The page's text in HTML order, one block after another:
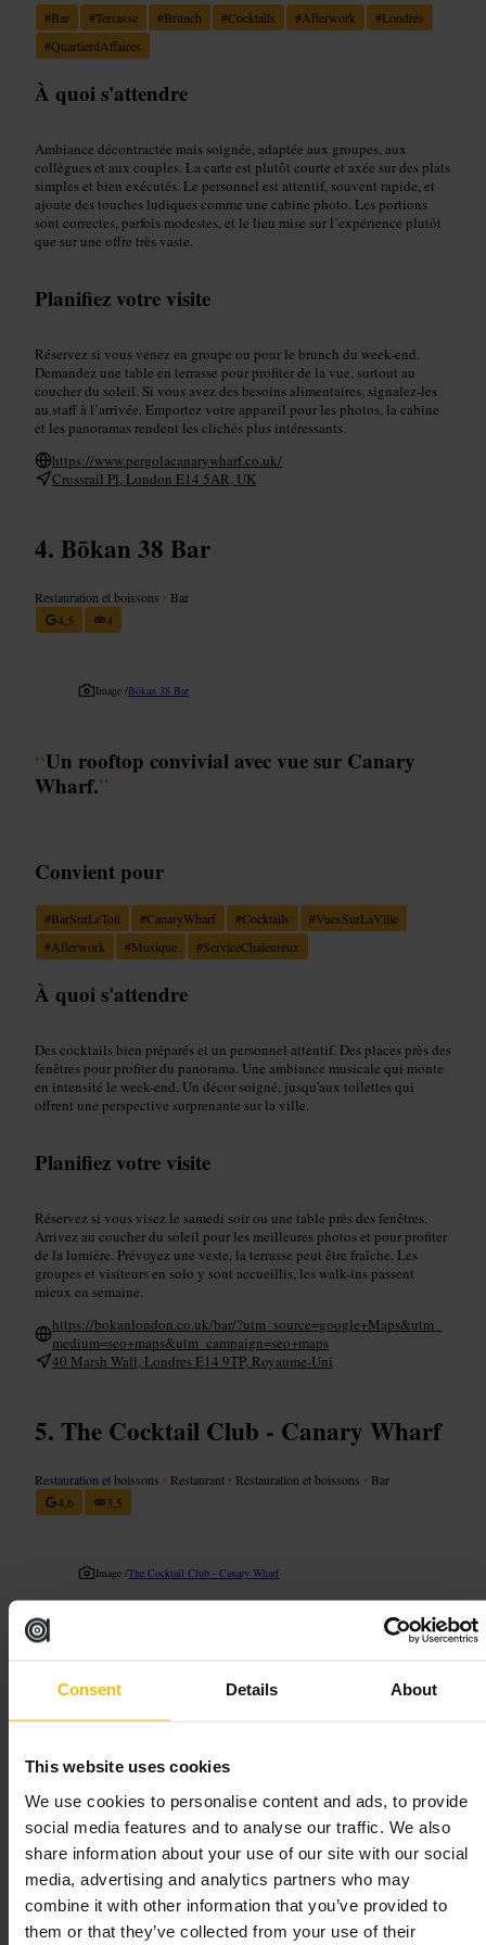
Consent Details About
This website uses cookies
We use cookies to personalise content and ads, to provide
social media features and to analyse our traffic. We also
share information about your use of our site with our social
media, advertising and analytics partners who may
combine it with other information that you’ve provided to
them or that they’ve collected from your use of their
#Bar #Terrasse #Brunch #Cocktails #Afterwork #Londres
#QuartierdAffaires
À quoi s'attendre
Ambiance décontractée mais soignée, adaptée aux groupes, aux
collègues et aux couples. La carte est plutôt courte et axée sur des plats
simples et bien exécutés. Le personnel est attentif, souvent rapide, et
ajoute des touches ludiques comme une cabine photo. Les portions
sont correctes, parfois modestes, et le lieu mise sur l’expérience plutôt
que sur une offre très vaste.
Planifiez votre visite
Réservez si vous venez en groupe ou pour le brunch du week-end.
Demandez une table en terrasse pour profiter de la vue, surtout au
coucher du soleil. Si vous avez des besoins alimentaires, signalez-les
au staff à l’arrivée. Emportez votre appareil pour les photos, la cabine
et les panoramas rendent les clichés plus intéressants.
https://www.pergolacanarywharf.co.uk/
Crossrail Pl, London E14 5AR, UK
Bōkan 38 Bar
Restauration et boissons • Bar
4,5
4
Image /Bōkan 38 Bar
“Un rooftop convivial avec vue sur Canary
Wharf.”
Convient pour
#BarSurLeToit #CanaryWharf #Cocktails #VuesSurLaVille
#Afterwork #Musique #ServiceChaleureux
À quoi s'attendre
Des cocktails bien préparés et un personnel attentif. Des places près des
fenêtres pour profiter du panorama. Une ambiance musicale qui monte
en intensité le week-end. Un décor soigné, jusqu'aux toilettes qui
offrent une perspective surprenante sur la ville.
Planifiez votre visite
Réservez si vous visez le samedi soir ou une table près des fenêtres.
Arrivez au coucher du soleil pour les meilleures photos et pour profiter
de la lumière. Prévoyez une veste, la terrasse peut être fraîche. Les
groupes et visiteurs en solo y sont accueillis, les walk-ins passent
mieux en semaine.
https://bokanlondon.co.uk/bar/?utm_source=google+Maps&utm_
medium=seo+maps&utm_campaign=seo+maps
40 Marsh Wall, Londres E14 9TP, Royaume-Uni
The Cocktail Club - Canary Wharf
Restauration et boissons • Restaurant • Restauration et boissons • Bar
4,6
3,5
Image /The Cocktail Club - Canary Wharf
“Cocktails soignés, ambiance animée au bord
Convient pour
# Baràcocktails # Sortirsosinée #Terrasse #Ambiance
#Cocktailscréatifs
À quoi s'attendre
Une carte de boissons variée, souvent inventive. Personnel accueillant